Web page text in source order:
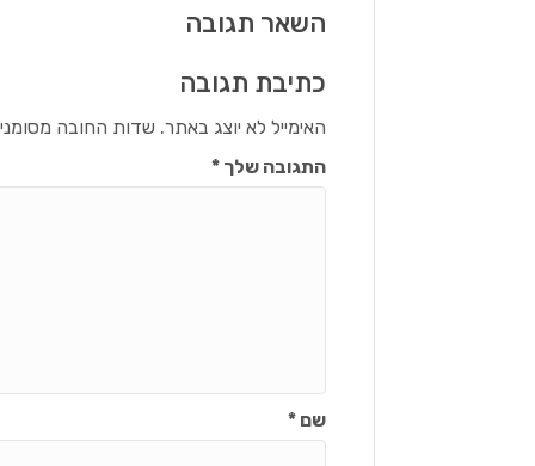
השאר תגובה
כתיבת תגובה
האימייל לא יוצג באתר. שדות החובה
התגובה שלך*
שם*